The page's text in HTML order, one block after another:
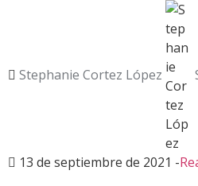
Stephanie Cortez López
13 de septiembre de 2021 -